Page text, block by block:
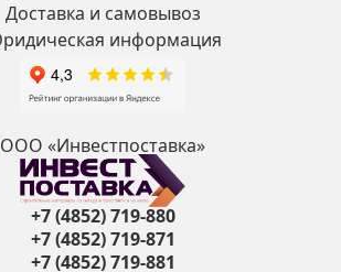
Доставка и самовывоз
информация
ООО «Инвестпоставка»
+7 (4852) 719-880
+7 (4852) 719-871
+7 (4852) 719-881